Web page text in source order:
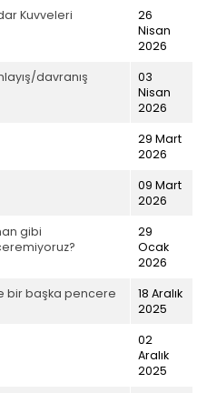
Kuvveleri
26
Nisan
2026
davranış
03
Nisan
2026
29 Mart
2026
09 Mart
2026
gibi
29
Ocak
2026
bir başka pencere
18 Aralık
2025
02
Aralık
2025